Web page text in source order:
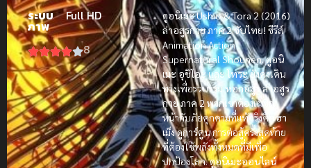
ระบบ
ภาพ
Full HD
8
ดูอนิเมะ Ushio & Tora 2 (2016)
ล่าอสูรกาย ภาค 2 ซับไทย! ซีรีส์
Animation Action
Supernatural Shounen.ดูอนิ
เมะ อุชิโอะและโทระยังคงเดิน
ทางเพื่อรวบรวม หอกอสูรล่าอสูร
กาย ภาค 2พวกเขาต้องเผชิญ
หน้ากับภัยคุกคามที่แท้จริงคือฮา
เม็งดูการ์ตูนการต่อสู้ครั้งสุดท้าย
ที่ต้องใช้พลังทั้งหมดที่มีเพื่อ
ปกป้องโลก.ดูอนิเมะออนไลน์